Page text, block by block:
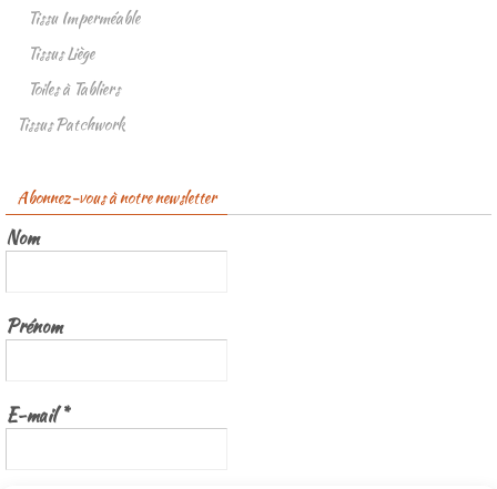
Tissu Imperméable
Tissus Liège
Toiles à Tabliers
Tissus Patchwork
Abonnez-vous à notre newsletter
Nom
Prénom
E-mail*